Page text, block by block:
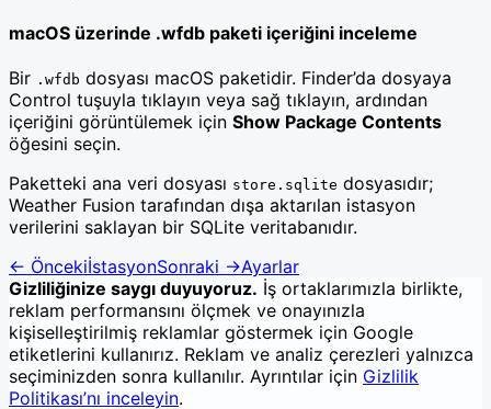
macOS üzerinde .wfdb paketi içeriğini inceleme
Bir .wfdb dosyası macOS paketidir. Finder’da dosyaya
Control tuşuyla tıklayın veya sağ tıklayın, ardından
içeriğini görüntülemek için Show Package Contents
öğesini seçin.
Paketteki ana veri dosyası store.sqlite dosyasıdır;
Weather Fusion tarafından dışa aktarılan istasyon
verilerini saklayan bir SQLite veritabanıdır.
← ÖncekiİstasyonSonraki →Ayarlar
Gizliliğinize saygı duyuyoruz. İş ortaklarımızla birlikte,
reklam performansını ölçmek ve onayınızla
kişiselleştirilmiş reklamlar göstermek için Google
etiketlerini kullanırız. Reklam ve analiz çerezleri yalnızca
seçiminizden sonra kullanılır. Ayrıntılar için Gizlilik
Politikası’nı inceleyin.